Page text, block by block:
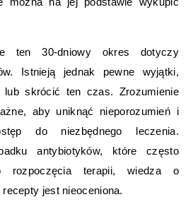
ten 30-dniowy okres dotyczy
Istnieją jednak pewne wyjątki,
lub skrócić ten czas. Zrozumienie
aby uniknąć nieporozumień i
do niezbędnego leczenia.
antybiotyków, które często
rozpoczęcia terapii, wiedza o
jest nieoceniona.